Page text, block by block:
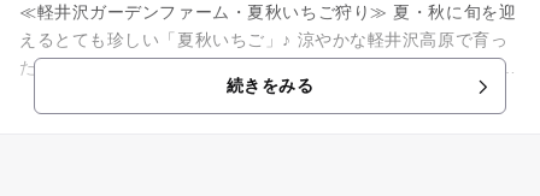
≪軽井沢ガーデンファーム・夏秋いちご狩り≫ 夏・秋に旬を迎
えるとても珍しい「夏秋いちご」♪ 涼やかな軽井沢高原で育っ
た完熟いちごは甘みや香りがたっぷり！ 美味しいいちごをご用
続きをみる